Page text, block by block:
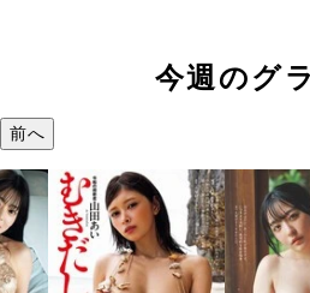
今週のグ
前へ